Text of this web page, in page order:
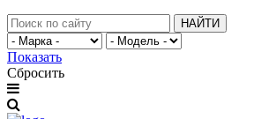
НАЙТИ
Показать
Сбросить